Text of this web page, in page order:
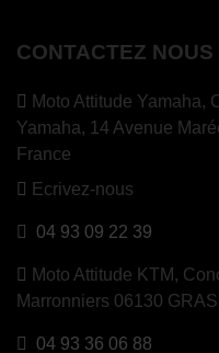
CONTACTEZ NOUS
Moto Attitude Yamaha,
Yamaha, 14 Avenue
France
Ecrivez-nous
04 93 09 22 39
Moto Attitude KTM,
Marronniers 06130
04 93 36 06 88